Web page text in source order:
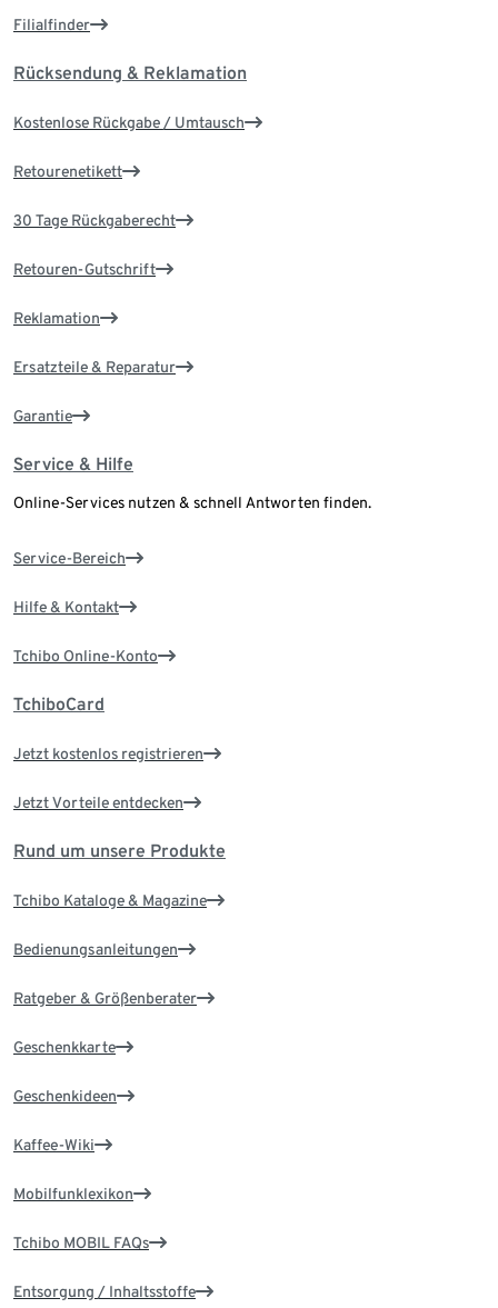
Filialfinder
Rücksendung & Reklamation
Kostenlose Rückgabe / Umtausch
Retourenetikett
30 Tage Rückgaberecht
Retouren-Gutschrift
Reklamation
Ersatzteile & Reparatur
Garantie
Service & Hilfe
Online-Services nutzen & schnell Antworten finden.
Service-Bereich
Hilfe & Kontakt
Tchibo Online-Konto
TchiboCard
Jetzt kostenlos registrieren
Jetzt Vorteile entdecken
Rund um unsere Produkte
Tchibo Kataloge & Magazine
Bedienungsanleitungen
Ratgeber & Größenberater
Geschenkkarte
Geschenkideen
Kaffee-Wiki
Mobilfunklexikon
Tchibo MOBIL FAQs
Entsorgung / Inhaltsstoffe